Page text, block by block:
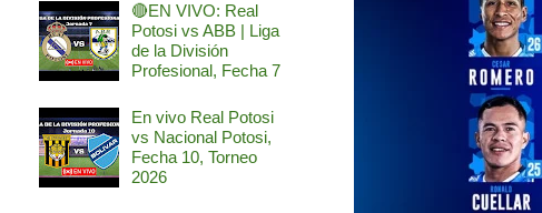
🔴EN VIVO: Real
Potosi vs ABB | Liga
de la División
Profesional, Fecha 7
En vivo Real Potosi
vs Nacional Potosi,
Fecha 10, Torneo
2026